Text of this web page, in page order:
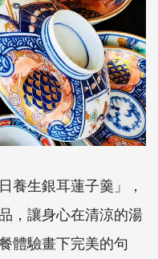
養生銀耳蓮子羹」，
，讓身心在清涼的湯
體驗畫下完美的句